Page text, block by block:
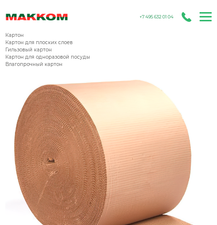
+7 495 632 01 04
Картон
Картон для плоских слоев
Гильзовый картон
Картон для одноразовой посуды
Влагопрочный картон